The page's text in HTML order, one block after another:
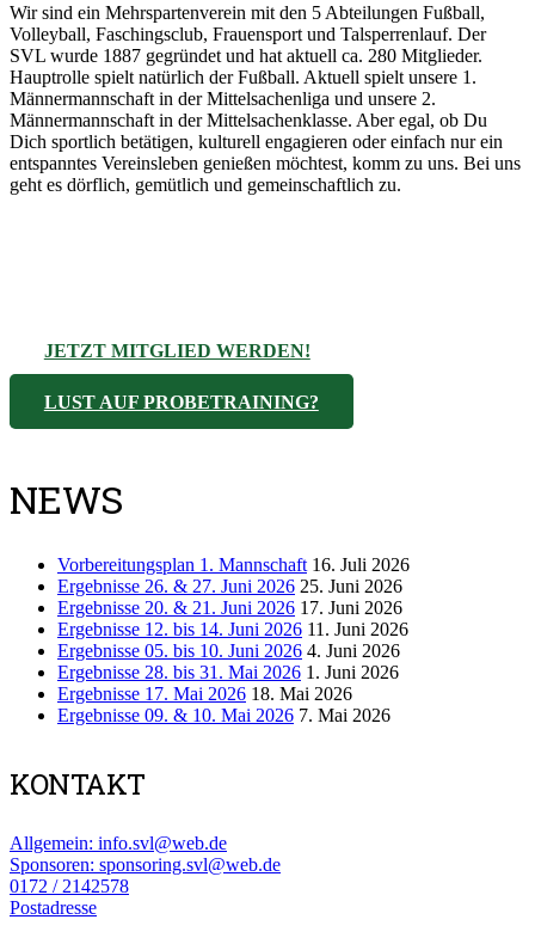
Wir sind ein Mehrspartenverein mit den 5 Abteilungen Fußball,
Volleyball, Faschingsclub, Frauensport und Talsperrenlauf. Der
SVL wurde 1887 gegründet und hat aktuell ca. 280 Mitglieder.
Hauptrolle spielt natürlich der Fußball. Aktuell spielt unsere 1.
Männermannschaft in der Mittelsachenliga und unsere 2.
Männermannschaft in der Mittelsachenklasse. Aber egal, ob Du
Dich sportlich betätigen, kulturell engagieren oder einfach nur ein
entspanntes Vereinsleben genießen möchtest, komm zu uns. Bei uns
geht es dörflich, gemütlich und gemeinschaftlich zu.
JETZT MITGLIED WERDEN!
LUST AUF PROBETRAINING?
NEWS
Vorbereitungsplan 1. Mannschaft 16. Juli 2026
Ergebnisse 26. & 27. Juni 2026 25. Juni 2026
Ergebnisse 20. & 21. Juni 2026 17. Juni 2026
Ergebnisse 12. bis 14. Juni 2026 11. Juni 2026
Ergebnisse 05. bis 10. Juni 2026 4. Juni 2026
Ergebnisse 28. bis 31. Mai 2026 1. Juni 2026
Ergebnisse 17. Mai 2026 18. Mai 2026
Ergebnisse 09. & 10. Mai 2026 7. Mai 2026
KONTAKT
Allgemein: info.svl@web.de
Sponsoren: sponsoring.svl@web.de
0172 / 2142578
Postadresse